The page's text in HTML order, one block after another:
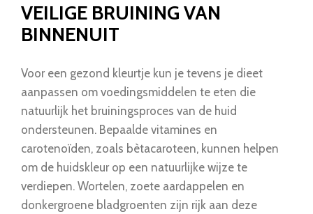
VEILIGE BRUINING VAN
BINNENUIT
Voor een gezond kleurtje kun je tevens je dieet
aanpassen om voedingsmiddelen te eten die
natuurlijk het bruiningsproces van de huid
ondersteunen. Bepaalde vitamines en
carotenoïden, zoals bètacaroteen, kunnen helpen
om de huidskleur op een natuurlijke wijze te
verdiepen. Wortelen, zoete aardappelen en
donkergroene bladgroenten zijn rijk aan deze